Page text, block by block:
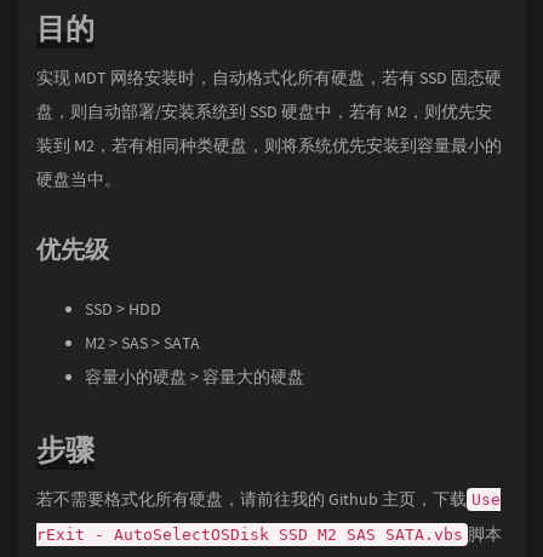
目的
实现 MDT 网络安装时，自动格式化所有硬盘，若有 SSD 固态硬
盘，则自动部署/安装系统到 SSD 硬盘中，若有 M2，则优先安
装到 M2，若有相同种类硬盘，则将系统优先安装到容量最小的
硬盘当中。
优先级
SSD > HDD
M2 > SAS > SATA
容量小的硬盘 > 容量大的硬盘
步骤
若不需要格式化所有硬盘，请前往我的 Github 主页，下载 Use
rExit - AutoSelectOSDisk SSD M2 SAS SATA.vbs 脚本